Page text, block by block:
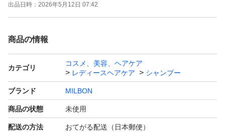
出品日時： 2026年5月12日 07:42
商品の情報
カテゴリ
コスメ、美容、ヘアケア
レディースヘアケア
シャンプー
ブランド MILBON
商品の状態 未使用
配送の方法 おてがる配送（日本郵便）